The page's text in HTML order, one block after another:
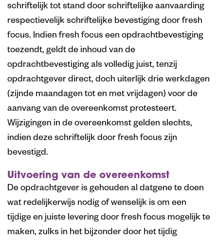
schriftelijk tot stand door schriftelijke aanvaarding
respectievelijk schriftelijke bevestiging door fresh
focus. Indien fresh focus een opdrachtbevestiging
toezendt, geldt de inhoud van de
opdrachtbevestiging als volledig juist, tenzij
opdrachtgever direct, doch uiterlijk drie werkdagen
(zijnde maandagen tot en met vrijdagen) voor de
aanvang van de overeenkomst protesteert.
Wijzigingen in de overeenkomst gelden slechts,
indien deze schriftelijk door fresh focus zijn
bevestigd.
Uitvoering van de overeenkomst
De opdrachtgever is gehouden al datgene te doen
wat redelijkerwijs nodig of wenselijk is om een
tijdige en juiste levering door fresh focus mogelijk te
maken, zulks in het bijzonder door het tijdig